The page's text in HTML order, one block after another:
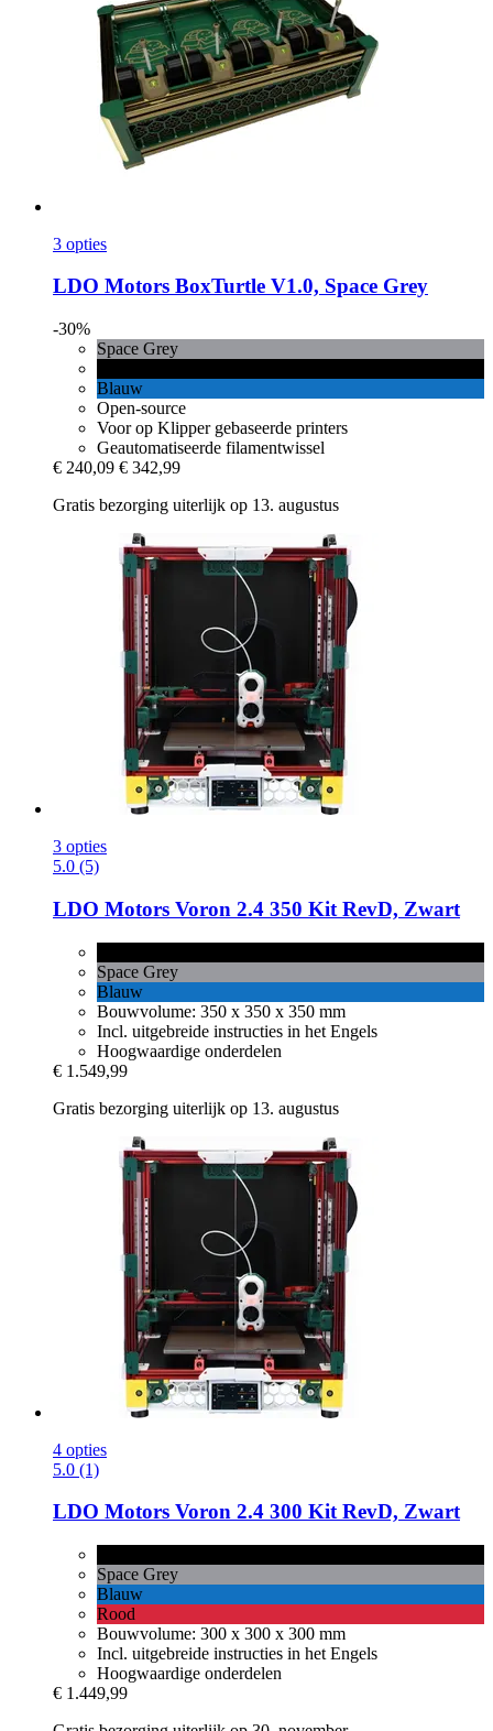
3 opties
LDO Motors BoxTurtle V1.0, Space Grey
-30%
Space Grey
Blauw
Open-source
Voor op Klipper gebaseerde printers
Geautomatiseerde filamentwissel
€ 240,09 € 342,99
Gratis bezorging uiterlijk op 13. augustus
3 opties
5.0 (5)
LDO Motors Voron 2.4 350 Kit RevD, Zwart
Space Grey
Blauw
Bouwvolume: 350 x 350 x 350 mm
Incl. uitgebreide instructies in het Engels
Hoogwaardige onderdelen
€ 1.549,99
Gratis bezorging uiterlijk op 13. augustus
4 opties
5.0 (1)
LDO Motors Voron 2.4 300 Kit RevD, Zwart
Space Grey
Blauw
Rood
Bouwvolume: 300 x 300 x 300 mm
Incl. uitgebreide instructies in het Engels
Hoogwaardige onderdelen
€ 1.449,99